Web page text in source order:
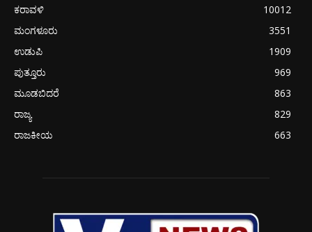
ಕರಾವಳಿ
10012
ಮಂಗಳೂರು
3551
ಉಡುಪಿ
1909
ಪುತ್ತೂರು
969
ಮೂಡಬಿದರೆ
863
ರಾಜ್ಯ
829
ರಾಜಕೀಯ
663